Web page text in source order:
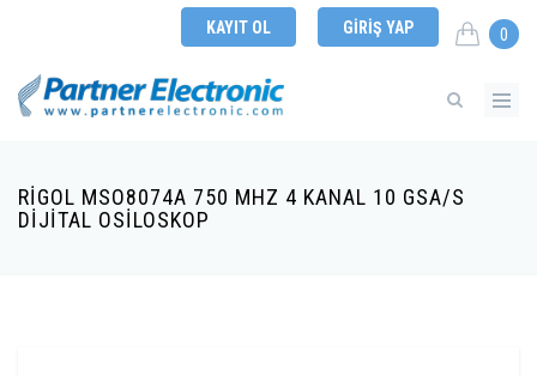
KAYIT OL GIRIŞ YAP 0
RIGOL MSO8074A 750 MHZ 4 KANAL 10 GSA/S
DIJITAL OSILOSKOP